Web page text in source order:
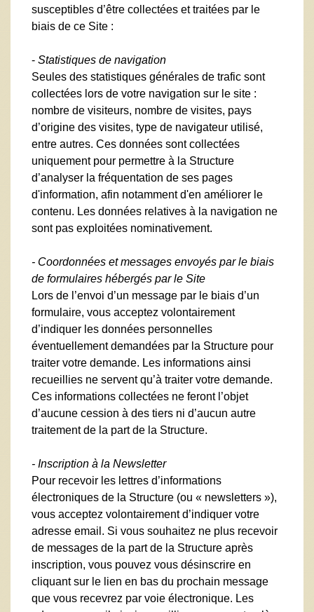
susceptibles d’être collectées et traitées par le
biais de ce Site :
- Statistiques de navigation
Seules des statistiques générales de trafic sont
collectées lors de votre navigation sur le site :
nombre de visiteurs, nombre de visites, pays
d’origine des visites, type de navigateur utilisé,
entre autres. Ces données sont collectées
uniquement pour permettre à la Structure
d’analyser la fréquentation de ses pages
d'information, afin notamment d'en améliorer le
contenu. Les données relatives à la navigation ne
sont pas exploitées nominativement.
- Coordonnées et messages envoyés par le biais
de formulaires hébergés par le Site
Lors de l’envoi d’un message par le biais d’un
formulaire, vous acceptez volontairement
d’indiquer les données personnelles
éventuellement demandées par la Structure pour
traiter votre demande. Les informations ainsi
recueillies ne servent qu’à traiter votre demande.
Ces informations collectées ne feront l’objet
d’aucune cession à des tiers ni d’aucun autre
traitement de la part de la Structure.
- Inscription à la Newsletter
Pour recevoir les lettres d’informations
électroniques de la Structure (ou « newsletters »),
vous acceptez volontairement d’indiquer votre
adresse email. Si vous souhaitez ne plus recevoir
de messages de la part de la Structure après
inscription, vous pouvez vous désinscrire en
cliquant sur le lien en bas du prochain message
que vous recevrez par voie électronique. Les